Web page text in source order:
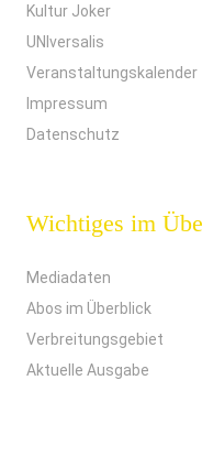
Kultur Joker
UNIversalis
Veranstaltungskalender
Impressum
Datenschutz
Wichtiges im
Mediadaten
Abos im Überblick
Verbreitungsgebiet
Aktuelle Ausgabe